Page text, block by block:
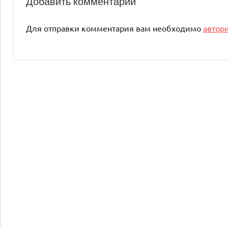
Для отправки комментария вам необходимо